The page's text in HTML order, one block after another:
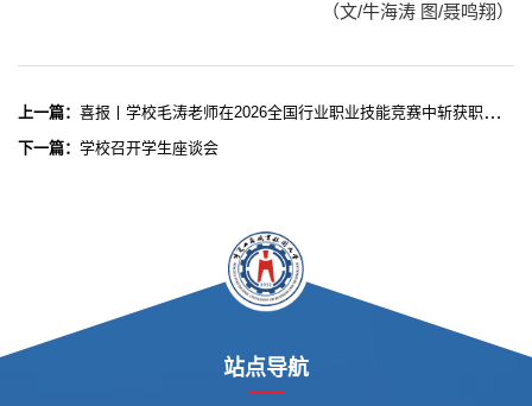
（文/牛海涛 图/聂鸣翔）
上一篇： 喜报丨学校毛涛老师在2026全国行业职业技能竞赛中斩获职工组三等奖
下一篇： 学校召开学生座谈会
站点导航